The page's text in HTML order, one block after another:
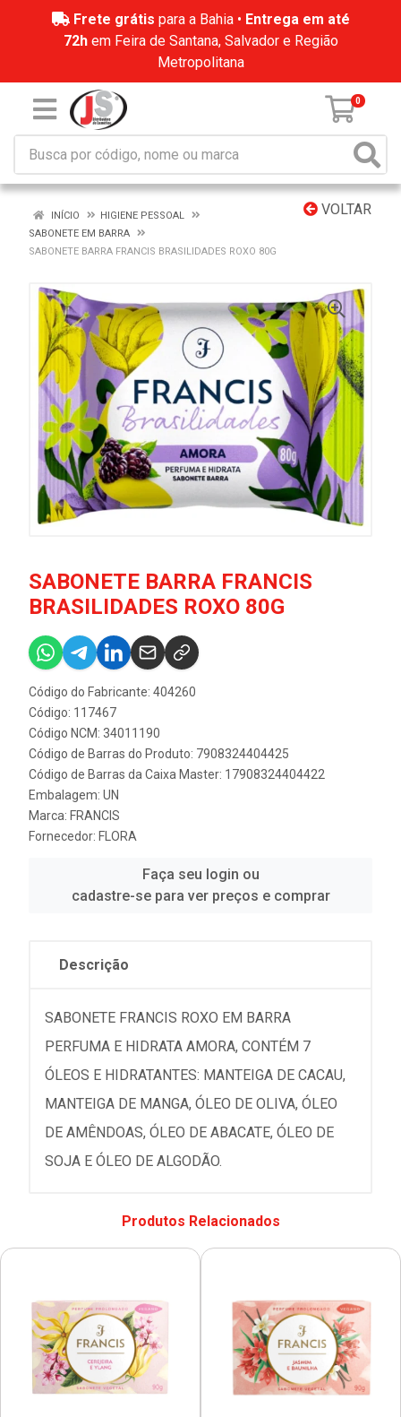
Frete grátis para a Bahia • Entrega em até
72hem Feira de Santana, Salvador e Região
Metropolitana
0
VOLTAR
INÍCIO
HIGIENE PESSOAL
SABONETE EM BARRA
SABONETE BARRA FRANCIS BRASILIDADES ROXO 80G
SABONETE BARRA FRANCIS
BRASILIDADES ROXO 80G
Código do Fabricante: 404260
Código: 117467
Código NCM: 34011190
Código de Barras do Produto: 7908324404425
Código de Barras da Caixa Master: 17908324404422
Embalagem: UN
Marca: FRANCIS
Fornecedor: FLORA
Faça seu login ou
cadastre-se para ver preços e comprar
Descrição
SABONETE FRANCIS ROXO EM BARRA
PERFUMA E HIDRATA AMORA, CONTÉM 7
ÓLEOS E HIDRATANTES: MANTEIGA DE CACAU,
MANTEIGA DE MANGA, ÓLEO DE OLIVA, ÓLEO
DE AMÊNDOAS, ÓLEO DE ABACATE, ÓLEO DE
SOJA E ÓLEO DE ALGODÃO.
Produtos Relacionados